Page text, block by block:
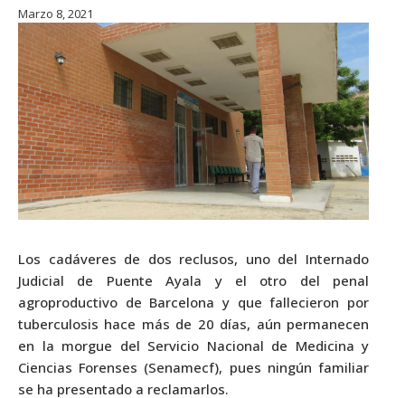
Marzo 8, 2021
Los cadáveres de dos reclusos, uno del Internado
Judicial de Puente Ayala y el otro del penal
agroproductivo de Barcelona y que fallecieron por
tuberculosis hace más de 20 días, aún permanecen
en la morgue del Servicio Nacional de Medicina y
Ciencias Forenses (Senamecf), pues ningún familiar
se ha presentado a reclamarlos.